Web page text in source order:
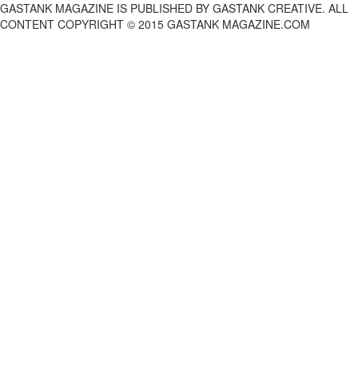
GASTANK MAGAZINE IS PUBLISHED BY GASTANK CREATIVE. ALL
CONTENT COPYRIGHT © 2015 GASTANK MAGAZINE.COM